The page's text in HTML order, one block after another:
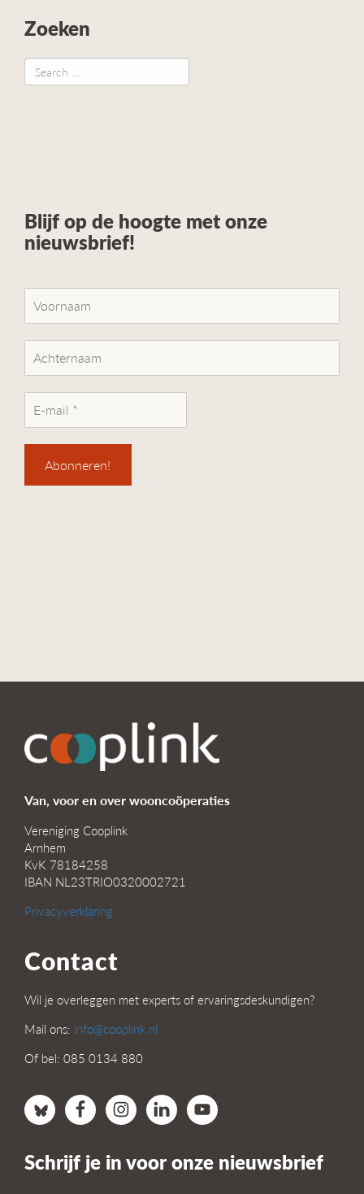
Zoeken
Blijf op de hoogte met onze
nieuwsbrief!
Van, voor en over wooncoöperaties
Vereniging Cooplink
Arnhem
KvK 78184258
IBAN NL23TRIO0320002721
Privacyverklaring
Contact
Wil je overleggen met experts of ervaringsdeskundigen?
Mail ons: info@cooplink.nl
Of bel: 085 0134 880
Schrijf je in voor onze nieuwsbrief